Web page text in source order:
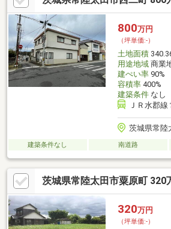
800万円
（坪単価:-）
土地面積
用途地域商業
建ぺい率90%
容積率400%
建築条件なし
ＪＲ水郡
茨城県常陸
建築条件なし 南道路
茨城県常陸太田市粟原町 320
320万円
（坪単価:-）